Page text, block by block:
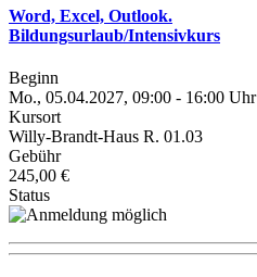
Word, Excel, Outlook.
Bildungsurlaub/Intensivkurs
Beginn
Mo., 05.04.2027, 09:00 - 16:00 Uhr
Kursort
Willy-Brandt-Haus R. 01.03
Gebühr
245,00 €
Status